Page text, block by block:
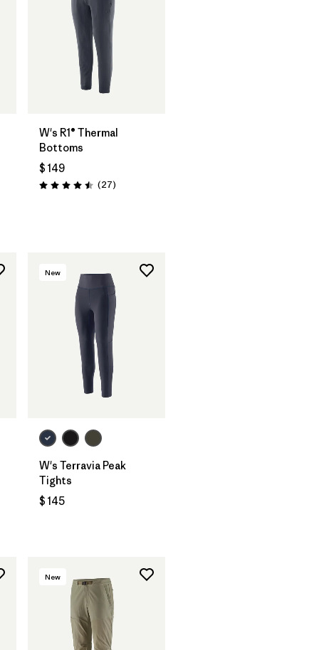
W's R1® Thermal
Bottoms
$ 149
Valoración: 4.5 / 5
(27Comentarios
)
New
W's Terravia Peak
Tights
$ 145
New